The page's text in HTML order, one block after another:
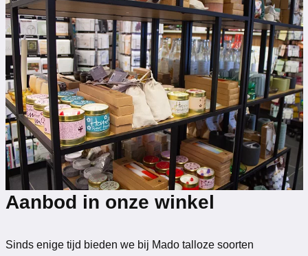
Aanbod in onze winkel
Sinds enige tijd bieden we bij Mado talloze soorten